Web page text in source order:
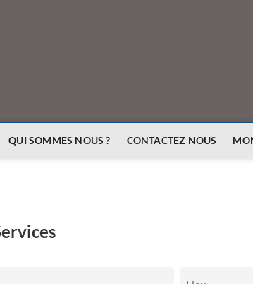
QUI SOMMES NOUS ? CONTACTEZ NOUS